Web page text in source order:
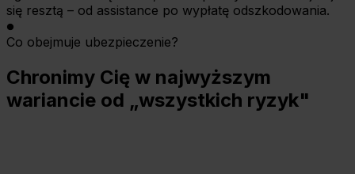
się resztą – od assistance po wypłatę odszkodowania.
Co obejmuje ubezpieczenie?
Chronimy Cię w najwyższym
wariancie od „wszystkich ryzyk"